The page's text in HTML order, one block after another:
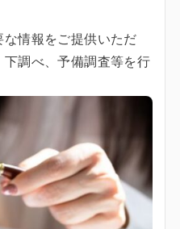
情報をご提供いただ
調べ、予備調査等を行